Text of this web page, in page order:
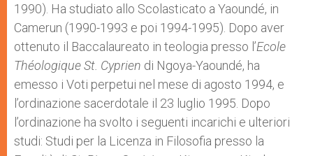
1990). Ha studiato allo Scolasticato a Yaoundé, in
Camerun (1990-1993 e poi 1994-1995). Dopo aver
ottenuto il Baccalaureato in teologia presso l’Ecole
Théologique St. Cyprien di Ngoya-Yaoundé, ha
emesso i Voti perpetui nel mese di agosto 1994, e
l’ordinazione sacerdotale il 23 luglio 1995. Dopo
l’ordinazione ha svolto i seguenti incarichi e ulteriori
studi: Studi per la Licenza in Filosofia presso la